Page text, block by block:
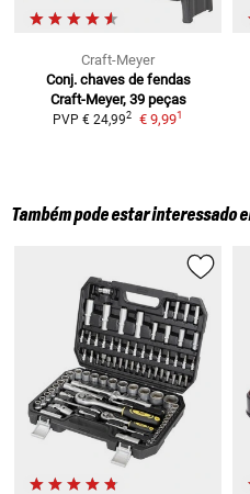
Craft-Meyer
Conj. chaves de fendas
Craft-Meyer, 39 peças
PVP € 24,992 € 9,991
Também pode estar interessado